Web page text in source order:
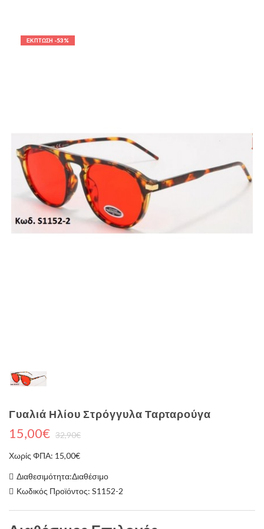
ΈΚΠΤΩΣΗ -53%
Γυαλιά Ηλίου Στρόγγυλα Ταρταρούγα
15,00€ 32,90€
Χωρίς ΦΠΑ: 15,00€
Διαθεσιμότητα:Διαθέσιμο
Κωδικός Προϊόντος: S1152-2